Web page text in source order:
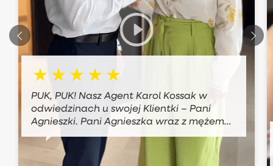
PUK, PUK! Nasz Agent Karol Kossak w
odwiedzinach u swojej Klientki – Pani
Agnieszki. Pani Agnieszka wraz z mężem
lokalnego rynku nieruchomości. Tym
bardziej cieszy nas, że mogliśmy wesprzeć